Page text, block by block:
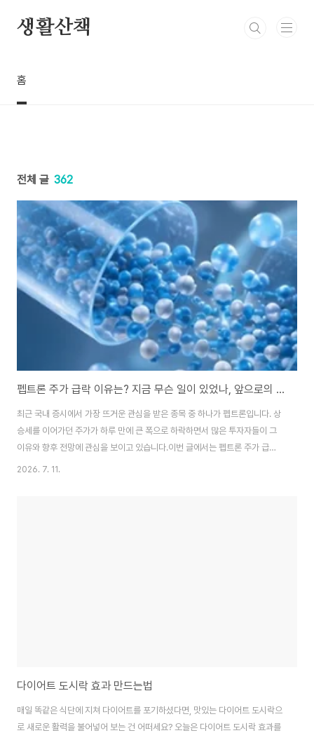
생활산책
홈
전체 글 362
펩트론 주가 급락 이유는? 지금 무슨 일이 있었나, 앞으로의 전망까지
최근 국내 증시에서 가장 뜨거운 관심을 받은 종목 중 하나가 펩트론입니다. 상
승세를 이어가던 주가가 하루 만에 큰 폭으로 하락하면서 많은 투자자들이 그
이유와 향후 전망에 관심을 보이고 있습니다.이번 글에서는 펩트론 주가 급락
이유, 회사 측 입장, 앞으로의 전망, 그리고 투자 시 확인해야 할 사항까지 정리
2026. 7. 11.
다이어트 도시락 효과 만드는법
매일 똑같은 식단에 지쳐 다이어트를 포기하셨다면, 맛있는 다이어트 도시락으
로 새로운 활력을 불어넣어 보는 건 어떠세요? 오늘은 다이어트 도시락 효과를